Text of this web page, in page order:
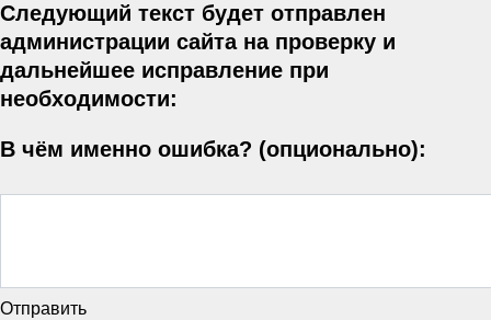
Следующий текст будет отправлен
администрации сайта на проверку и
дальнейшее исправление при
необходимости:
В чём именно ошибка? (опционально):
Отправить